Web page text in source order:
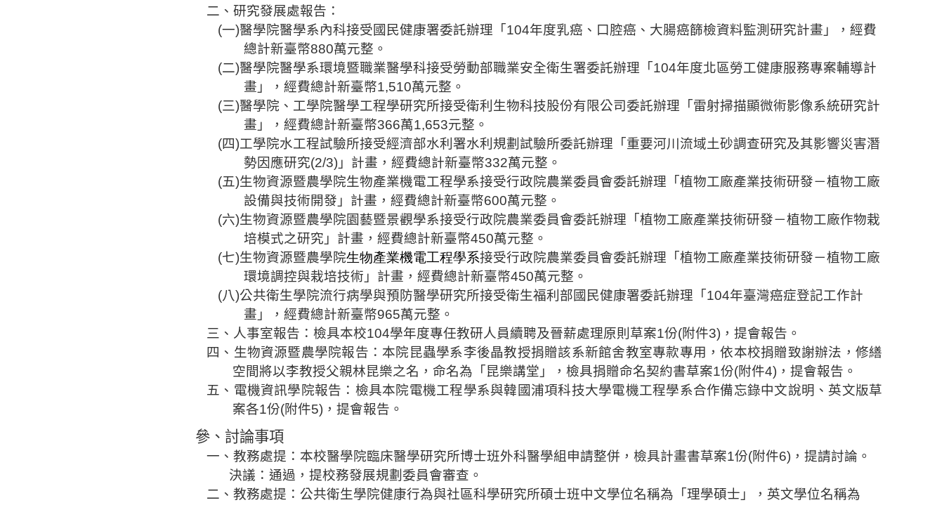
二、 研究發展處報告：
(一)醫學院醫學系內科接受國民健康署委託辦理「 104年度乳癌、口腔癌、大腸癌篩檢資料監測研究計畫」
，經費
總計新臺幣880萬元整 。
(二)醫學院醫學系環境暨職業醫學科接受勞動部職業安全衛生署委託辦理「 104年度北區勞工健康服務專案輔導計
畫」
，經費總計新臺幣1,510萬元整 。
(三)醫學院、工學院醫學工程學研究所接受衛利生物科技股份有限公司委託辦理「雷射掃描顯微術影像系統研究計
畫」
，經費總計新臺幣366萬1,653元整 。
(四)工學院水工程試驗所接受經濟部水利署水利規劃試驗所委託辦理「重要河川流域土砂調查研究及其影響災害潛
勢因應研究(2/3) 」計畫 ，經費總計新臺幣332萬元整 。
(五)生物資源暨農學院生物產業機電工程學系接受行政院農業委員會委託辦理「植物工廠產業技術研發－植物工廠
設備與技術開發」計畫 ，經費總計新臺幣600萬元整 。
(六)生物資源暨農學院園藝暨景觀學系接受行政院農業委員會委託辦理「植物工廠產業技術研發－植物工廠作物栽
培模式之研究」計畫 ，經費總計新臺幣450萬元整 。
(七)生物資源暨農學院生物產業機電工程學系接受行政院農業委員會委託辦理「植物工廠產業技術研發－植物工廠
環境調控與栽培技術」計畫 ，經費總計新臺幣450萬元整 。
(八)公共衛生學院流行病學與預防醫學研究所接受衛生福利部國民健康署委託辦理「 104年臺灣癌症登記工作計
畫」
，經費總計新臺幣965萬元整 。
三、 人事室報告： 檢具本校104學年度專任教研人員續聘及晉薪處理原則草案1份(附件3) ，提會報告。
四、 生物資源暨農學院報告：本院昆蟲學系李後晶教授捐贈該系新館舍教室專款專用，依本校捐贈致謝辦法，修繕
空間將以李教授父親林昆樂之名，命名為「 昆樂講堂 」，檢具捐贈命名契約書草案1份(附件4) ，提會報告。
五、 電機資訊學院報告：檢具本院電機工程學系與韓國浦項科技大學電機工程學系合作備忘錄中文說明、英文版草
案各1份(附件5) ，提會報告。
參、討論事項
一 、教務處提：本校醫學院臨床醫學研究所博士班外科醫學組申請整併 ，檢具計畫書草案1份(附件6) ，提請討論。
決議：通過，提校務發展規劃委員會審查。
二、教務處提：公共衛生學院健康行為與社區科學研究所碩士班中文學位名稱為「理學碩士」，英文學位名稱為